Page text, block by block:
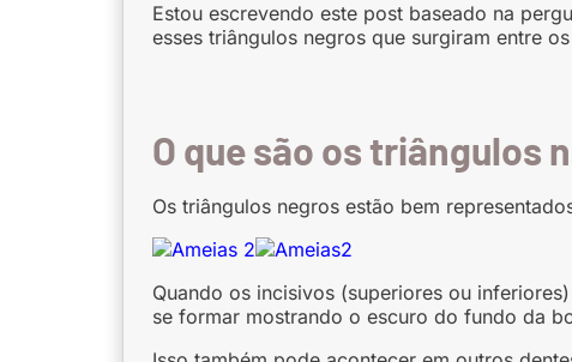
Estou escrevendo este post baseado na
esses triângulos negros que surgiram entre
O que são os triângulos
Os triângulos negros estão bem
Quando os incisivos (superiores ou
se formar mostrando o escuro do fundo da